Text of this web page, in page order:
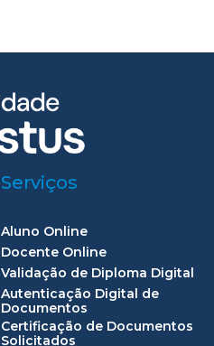
Serviços
Aluno Online
Docente Online
Validação de Diploma Digital
Autenticação Digital de
Documentos
Certificação de Documentos
Solicitados